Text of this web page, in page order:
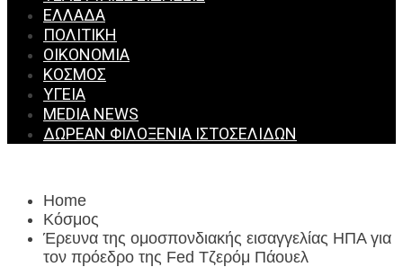
ΕΛΛΆΔΑ
ΠΟΛΙΤΙΚΉ
ΟΙΚΟΝΟΜΊΑ
ΚΌΣΜΟΣ
ΥΓΕΊΑ
MEDIA NEWS
ΔΩΡΕΆΝ ΦΙΛΟΞΕΝΊΑ ΙΣΤΟΣΕΛΊΔΩΝ
Home
Κόσμος
Έρευνα της ομοσπονδιακής εισαγγελίας ΗΠΑ για
τον πρόεδρο της Fed Τζερόμ Πάουελ